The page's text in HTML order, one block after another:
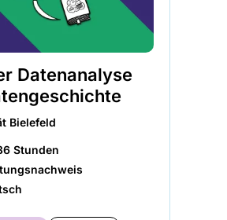
Datenanalyse
Bielefeld
Stunden